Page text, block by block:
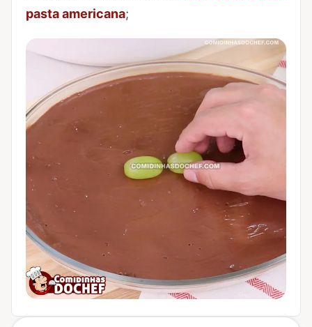
pasta americana;